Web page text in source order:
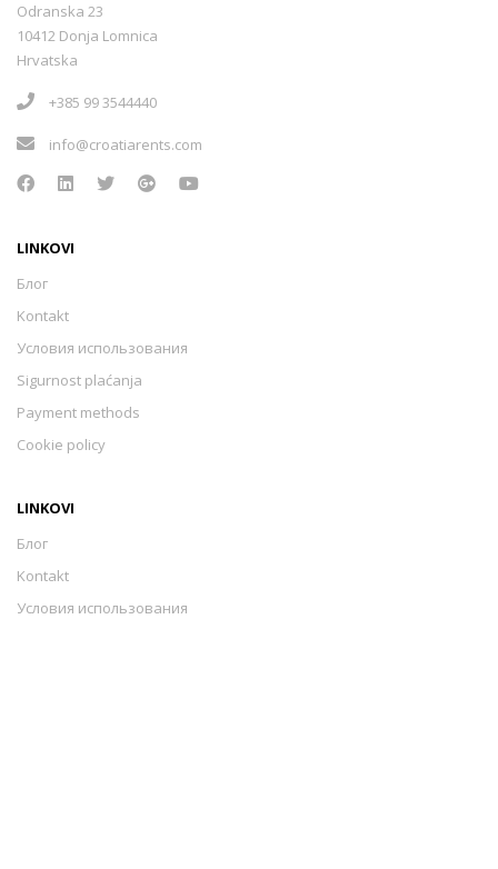
Odranska 23
10412 Donja Lomnica
Hrvatska
+385 99 3544440
info@croatiarents.com
LINKOVI
Блог
Kontakt
Условия использования
Sigurnost plaćanja
Payment methods
Cookie policy
LINKOVI
Блог
Kontakt
Условия использования